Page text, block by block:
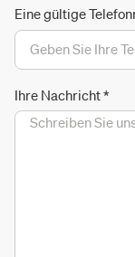
Eine gültige
Ihre Nachricht*